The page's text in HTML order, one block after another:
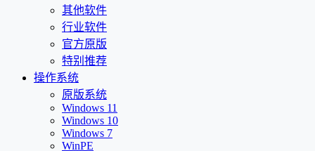
其他软件
行业软件
官方原版
特别推荐
操作系统
原版系统
Windows 11
Windows 10
Windows 7
WinPE